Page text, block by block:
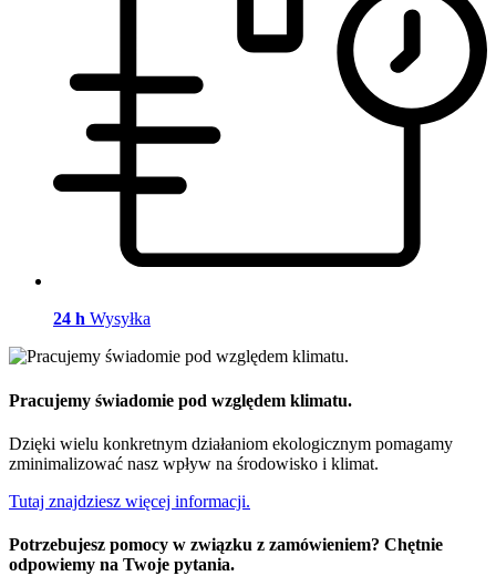
24 h Wysyłka
Pracujemy świadomie pod względem klimatu.
Dzięki wielu konkretnym działaniom ekologicznym pomagamy
zminimalizować nasz wpływ na środowisko i klimat.
Tutaj znajdziesz więcej informacji.
Potrzebujesz pomocy w związku z zamówieniem? Chętnie
odpowiemy na Twoje pytania.